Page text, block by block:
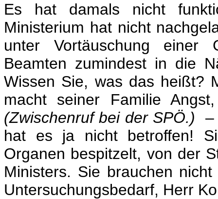
Es hat damals nicht
Ministerium hat nicht
unter Vortäuschung einer
Beamten zumindest in die
Wissen Sie, was das heißt?
macht seiner Familie
(Zwischenruf bei der SPÖ.) –
hat es ja nicht betroffen!
Organen bespitzelt, von der
Ministers. Sie brauchen
Untersuchungsbedarf, Herr